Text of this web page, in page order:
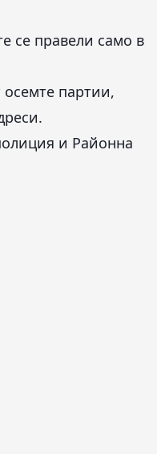
се правели само в
партии,
и Районна